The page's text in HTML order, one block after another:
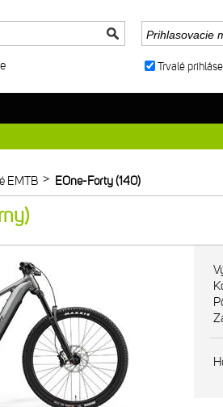
EMTB > EOne-Forty (140)
Trvalé